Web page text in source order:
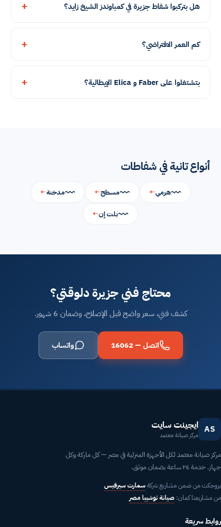
هل بتركبوا شفاط جزيرة في كمباوندز الشيخ زايد؟
كم العمر الافتراضي؟
بتشتغلوا على Faber و Elica الإيطالية؟
أنواع تانية في شفاطات
هرمي← مسطح← مدخنة←
بلت إن←
محتاج فني جزيرة دلوقتي؟
كشف فني، سعر واضح قبل الإصلاح، وضمان 6 شهور.
اتصل — 16062 واتساب
AS ايجينت سايت
مركز صيانة معتمد
مركز صيانة معتمد لكل الأجهزة المنزلية في مصر — كل ماركة وكل
جهاز. خدمة ٢٤ ساعة بضمان موثق.
بروجكت من ضمن مشاريع شركةسمارت سيرفيس
من مشاريعنا كمان: صيانة توشيبا مصر
روابط سريعة